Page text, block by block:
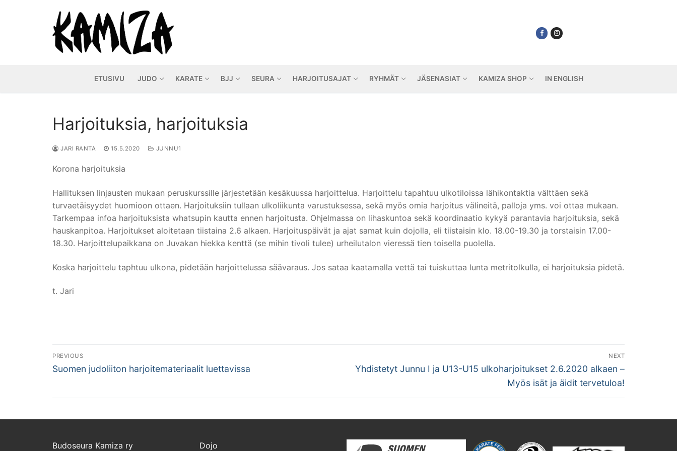
ETUSIVU JUDO KARATE BJJ SEURA HARJOITUSAJAT RYHMÄT JÄSENASIAT KAMIZA SHOP IN ENGLISH
Harjoituksia, harjoituksia
JARI RANTA 15.5.2020 JUNNU1
Korona harjoituksia
Hallituksen linjausten mukaan peruskurssille järjestetään kesäkuussa harjoittelua. Harjoittelu tapahtuu ulkotiloissa lähikontaktia välttäen sekä
turvaetäisyydet huomioon ottaen. Harjoituksiin tullaan ulkoliikunta varustuksessa, sekä myös omia harjoitus välineitä, palloja yms. voi ottaa mukaan.
Tarkempaa infoa harjoituksista whatsupin kautta ennen harjoitusta. Ohjelmassa on lihaskuntoa sekä koordinaatio kykyä parantavia harjoituksia, sekä
hauskanpitoa. Harjoitukset aloitetaan tiistaina 2.6 alkaen. Harjoituspäivät ja ajat samat kuin dojolla, eli tiistaisin klo. 18.00-19.30 ja torstaisin 17.00-
18.30. Harjoittelupaikkana on Juvakan hiekka kenttä (se mihin tivoli tulee) urheilutalon vieressä tien toisella puolella.
Koska harjoittelu taphtuu ulkona, pidetään harjoittelussa säävaraus. Jos sataa kaatamalla vettä tai tuiskuttaa lunta metritolkulla, ei harjoituksia pidetä.
t. Jari
Artikkelien
selaus
PREVIOUS
Previous
Suomen judoliiton harjoitemateriaalit luettavissa
NEXT
Next
Yhdistetyt Junnu I ja U13-U15 ulkoharjoitukset 2.6.2020 alkaen –
Myös isät ja äidit tervetuloa!
Budoseura Kamiza ry Dojo